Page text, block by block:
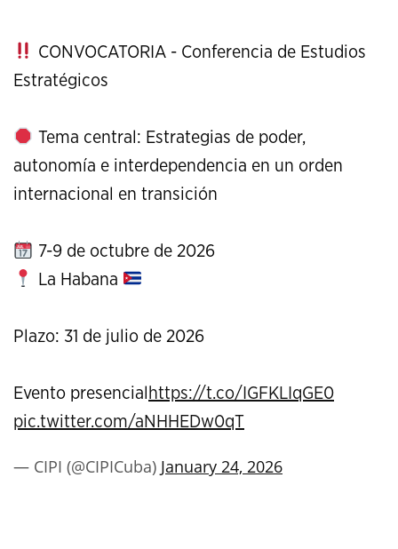
CONVOCATORIA - Conferencia de Estudios
Estratégicos
Tema central: Estrategias de poder,
autonomía e interdependencia en un orden
internacional en transición
7-9 de octubre de 2026
La Habana
Plazo: 31 de julio de 2026
Evento presencial https://t.co/IGFKLIqGE0
pic.twitter.com/aNHHEDw0qT
— CIPI (@CIPICuba) January 24, 2026